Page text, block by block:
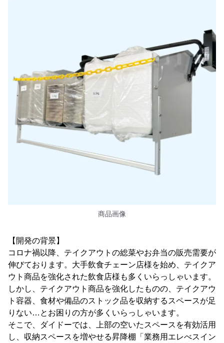
商品画像
【開発の背景】
コロナ禍以降、テイクアウトの総菜やお弁当の販売需要が
伸びております。大手飲食チェーン店様を始め、テイクア
ウト商品を強化された飲食店様も多くいらっしゃいます。
しかし、テイクアウト商品を強化したものの、テイクアウ
ト容器、食材や備品のストック品を収納するスペースが足
りない…とお困りの方が多くいらっしゃいます。
そこで、ダイドーでは、上部の空いたスペースを有効活用
し、収納スペースを増やせる昇降棚「業務用エレべスイン